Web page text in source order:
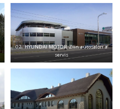
02. HYUNDAI MOTOR Zlín autosalon a
servis